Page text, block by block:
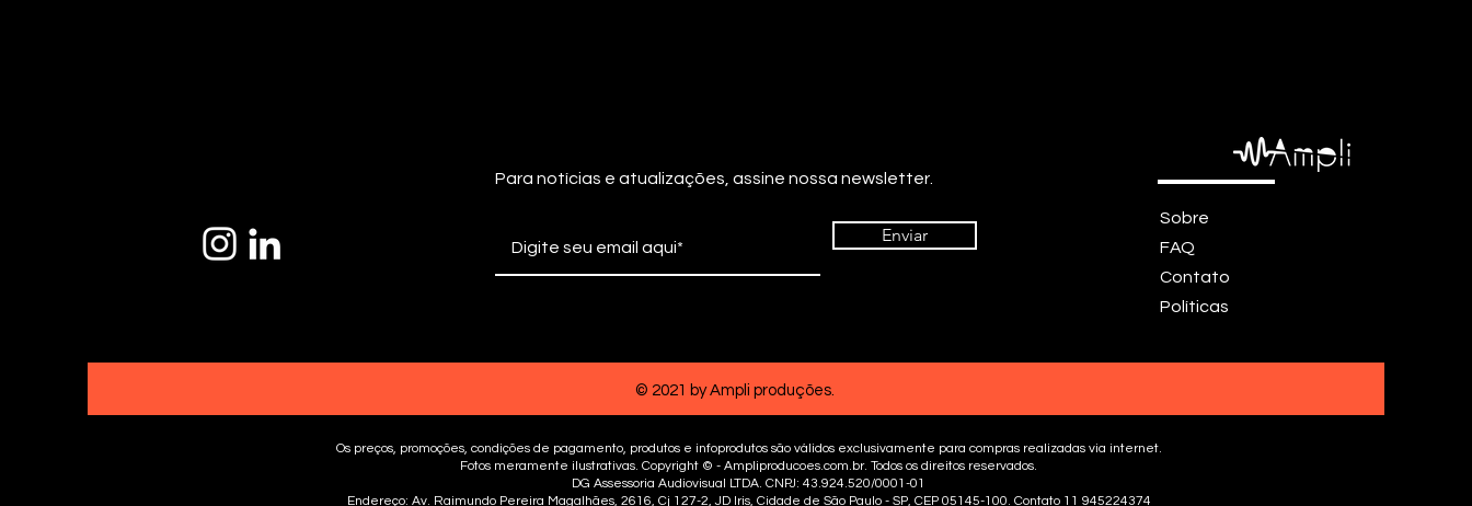
Para notícias e atualizações, assine nossa newsletter.
Enviar
Sobre
FAQ
Contato
Políticas
© 2021 by Ampli produções.
Os preços, promoções, condições de pagamento, produtos e infoprodutos são válidos exclusivamente para compras realizadas via internet.
Fotos meramente ilustrativas. Copyright © - Ampliproducoes.com.br. Todos os direitos reservados.
DG Assessoria Audiovisual LTDA. CNPJ: 43.924.520/0001-01
Endereço: Av. Raimundo Pereira Magalhães, 2616, Cj 127-2, JD Iris, Cidade de São Paulo - SP, CEP 05145-100. Contato 11 945224374